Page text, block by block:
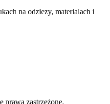
na odziezy, materialach i
prawa zastrzeżone.